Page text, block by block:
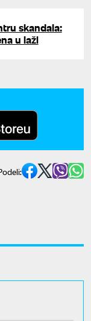
skandala:
u laži